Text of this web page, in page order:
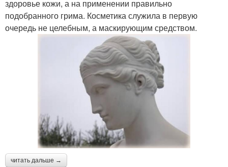
здоровье кожи, а на применении правильно
подобранного грима. Косметика служила в первую
очередь не целебным, а маскирующим средством.
читать дальше →